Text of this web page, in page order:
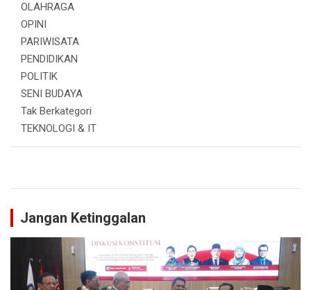
OLAHRAGA
OPINI
PARIWISATA
PENDIDIKAN
POLITIK
SENI BUDAYA
Tak Berkategori
TEKNOLOGI & IT
Jangan Ketinggalan